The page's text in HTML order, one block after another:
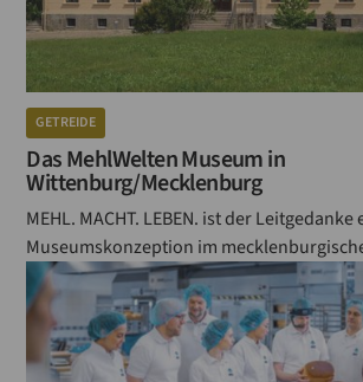
GETREIDE
Das MehlWelten Museum in
Wittenburg/Mecklenburg
MEHL. MACHT. LEBEN. ist der Leitgedanke
Museumskonzeption im